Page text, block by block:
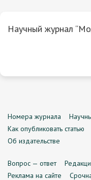
Научный журнал
Номера журнала
Как опубликовать статью
Об издательстве
Вопрос — ответ
Реклама на сайте